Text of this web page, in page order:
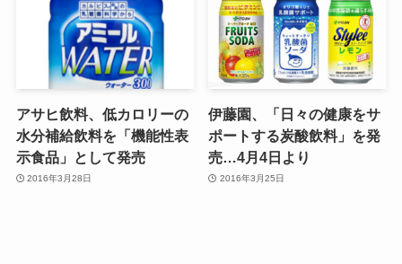
アサヒ飲料、低カロリーの
水分補給飲料を「機能性表
示食品」として発売
2016年3月28日
伊藤園、「日々の健康をサ
ポートする炭酸飲料」を発
売…4月4日より
2016年3月25日